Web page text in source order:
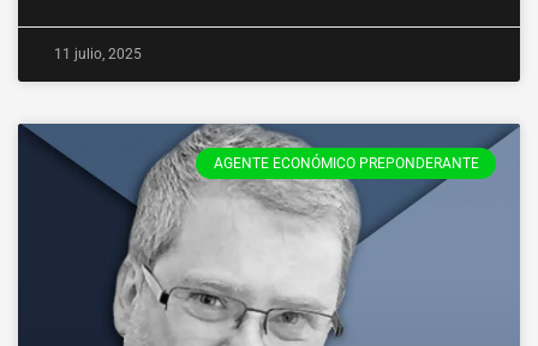
11 julio, 2025
AGENTE ECONÓMICO PREPONDERANTE